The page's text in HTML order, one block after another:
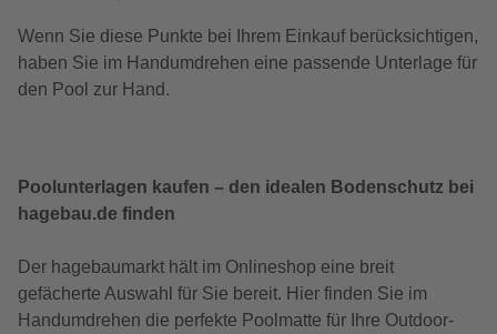
Wenn Sie diese Punkte bei Ihrem Einkauf berücksichtigen,
haben Sie im Handumdrehen eine passende Unterlage für
den Pool zur Hand.
Poolunterlagen kaufen – den idealen Bodenschutz bei
hagebau.de finden
Der hagebaumarkt hält im Onlineshop eine breit
gefächerte Auswahl für Sie bereit. Hier finden Sie im
Handumdrehen die perfekte Poolmatte für Ihre Outdoor-